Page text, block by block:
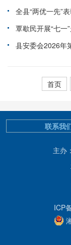
全县“两优一先”
覃歇民开展“七一
县安委会2026年
首页
主办
ICP
联系我